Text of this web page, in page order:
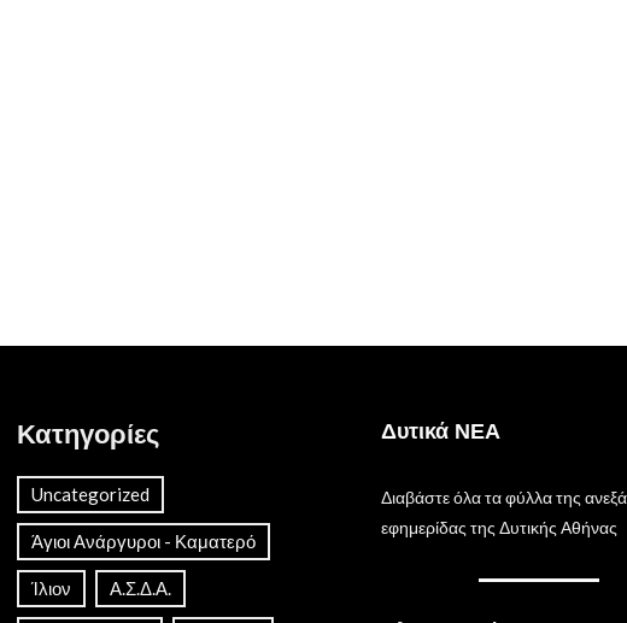
Κατηγορίες
Uncategorized
Άγιοι Ανάργυροι - Καματερό
Ίλιον Α.Σ.Δ.Α.
Δυτικά ΝΕΑ
Διαβάστε όλα τα φύλλα της
εφημερίδας της Δυτικής Αθήνας